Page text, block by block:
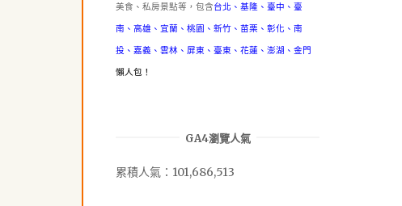
美食、私房景點等，包含台北 、 基隆 、 臺中 、 臺
南 、 高雄 、 宜蘭 、 桃園 、 新竹 、 苗栗 、 彰化 、 南
投 、 嘉義 、 雲林 、 屏東 、 臺東 、 花蓮 、 澎湖 、 金門
懶人包！
GA4瀏覽人氣
累積人氣：101,686,513